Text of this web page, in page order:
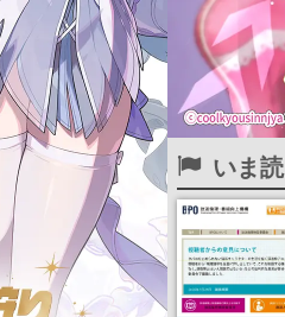
いま